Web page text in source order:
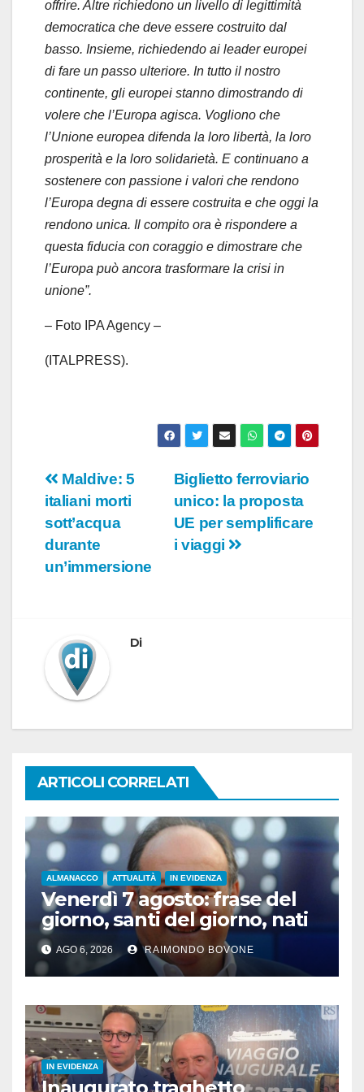
offrire. Altre richiedono un livello di legittimità
democratica che deve essere costruito dal
basso. Insieme, richiedendo ai leader europei
di fare un passo ulteriore. In tutto il nostro
continente, gli europei stanno dimostrando di
volere che l’Europa agisca. Vogliono che
l’Unione europea difenda la loro libertà, la loro
prosperità e la loro solidarietà. E continuano a
sostenere con passione i valori che rendono
l’Europa degna di essere costruita e che oggi la
rendono unica. Il compito ora è rispondere a
questa fiducia con coraggio e dimostrare che
l’Europa può ancora trasformare la crisi in
unione”.
– Foto IPA Agency –
(ITALPRESS).
Navigazione
articoli
Biglietto ferroviario
unico: la proposta
UE per semplificare
i viaggi
Maldive: 5
italiani morti
sott’acqua
durante
un’immersione
Di
ARTICOLI CORRELATI
ALMANACCO ATTUALITÀ IN EVIDENZA
Venerdì 7 agosto: frase del
giorno, santi del giorno, nati
famosi, accadde oggi
AGO 6, 2026 RAIMONDO BOVONE
IN EVIDENZA